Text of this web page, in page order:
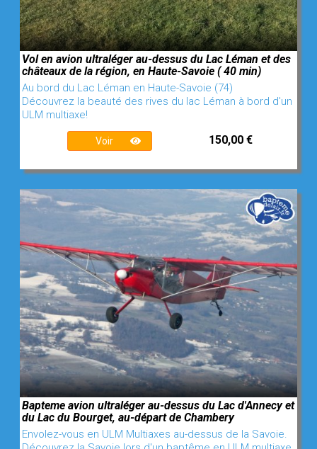
Vol en avion ultraléger au-dessus du Lac Léman et des
châteaux de la région, en Haute-Savoie ( 40 min)
Au bord du Lac Léman en Haute-Savoie (74)
Découvrez la beauté des rives du lac Léman à bord d'un
ULM multiaxe!
Voir 150,00 €
Bapteme avion ultraléger au-dessus du Lac d'Annecy et
du Lac du Bourget, au-départ de Chambery
Envolez-vous en ULM Multiaxes au-dessus de la Savoie.